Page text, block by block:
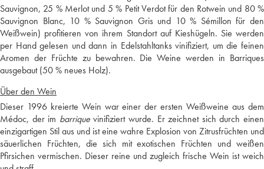
Sauvignon, 25 % Merlot und 5 % Petit Verdot für den Rotwein und 80 %
Sauvignon Blanc, 10 % Sauvignon Gris und 10 % Sémillon für den
Weißwein) profitieren von ihrem Standort auf Kieshügeln. Sie werden
per Hand gelesen und dann in Edelstahltanks vinifiziert, um die feinen
Aromen der Früchte zu bewahren. Die Weine werden in Barriques
ausgebaut (50 % neues Holz).
Über den Wein
Dieser 1996 kreierte Wein war einer der ersten Weißweine aus dem
Médoc, der im barriquevinifiziert wurde. Er zeichnet sich durch einen
einzigartigen Stil aus und ist eine wahre Explosion von Zitrusfrüchten und
säuerlichen Früchten, die sich mit exotischen Früchten und weißen
Pfirsichen vermischen. Dieser reine und zugleich frische Wein ist weich